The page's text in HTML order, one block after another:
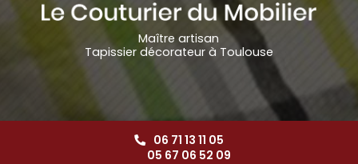
Maître artisan
Tapissier décorateur à Toulouse
06 71 13 11 05
05 67 06 52 09